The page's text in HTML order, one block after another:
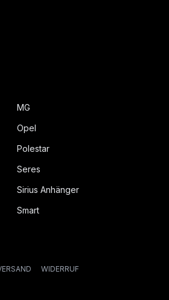
MG
Opel
Polestar
Seres
Sirius Anhänger
Smart
WIDERRUF